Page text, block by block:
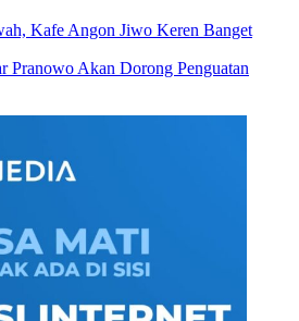
Kafe Angon Jiwo Keren Banget
Pranowo Akan Dorong Penguatan